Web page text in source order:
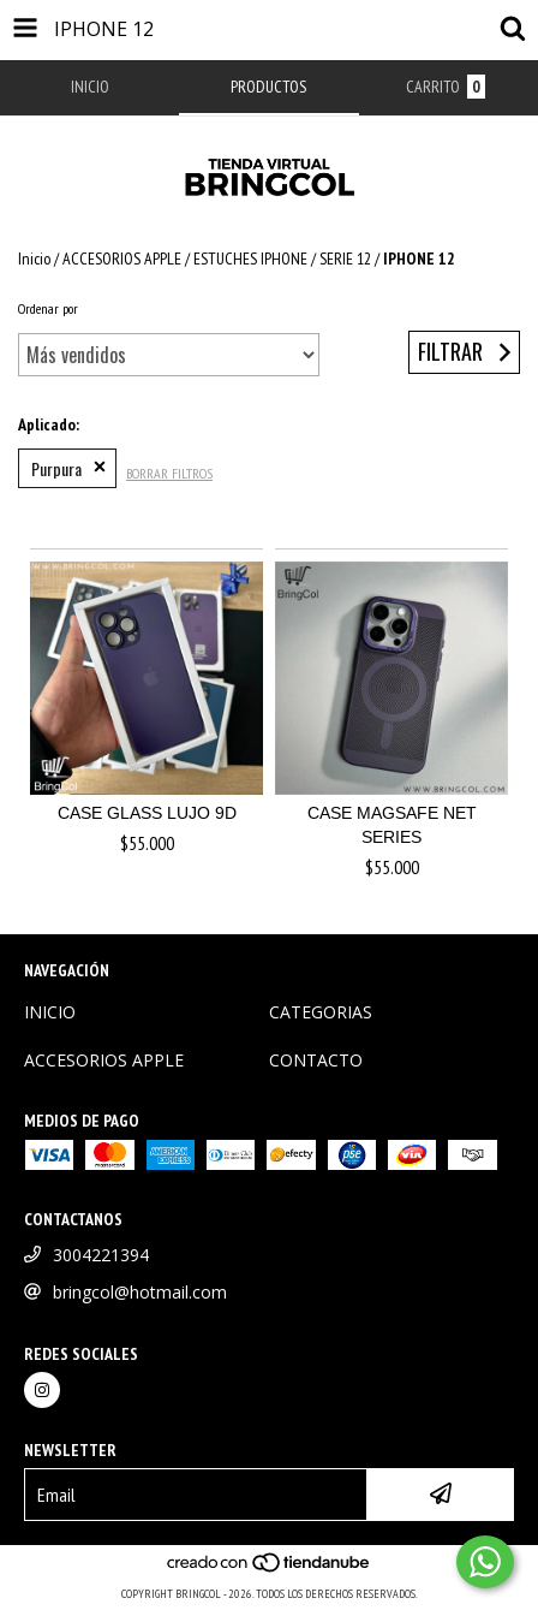
IPHONE 12
INICIO PRODUCTOS CARRITO 0
Inicio/ACCESORIOS APPLE/ESTUCHES IPHONE/SERIE 12 / IPHONE 12
Ordenar por
FILTRAR
Aplicado:
Purpura BORRAR FILTROS
CASE GLASS LUJO 9D
$55.000
CASE MAGSAFE NET
SERIES
$55.000
NAVEGACIÓN
INICIO CATEGORIAS
ACCESORIOS APPLE CONTACTO
MEDIOS DE PAGO
CONTACTANOS
3004221394
bringcol@hotmail.com
REDES SOCIALES
NEWSLETTER
COPYRIGHT BRINGCOL - 2026. TODOS LOS DERECHOS RESERVADOS.